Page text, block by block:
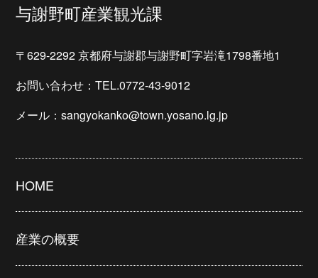
与謝野町産業観光課
〒629-2292 京都府与謝郡与謝野町字岩滝1798番地1
お問い合わせ：TEL.0772-43-9012
メール：sangyokanko@town.yosano.lg.jp
HOME
産業の概要